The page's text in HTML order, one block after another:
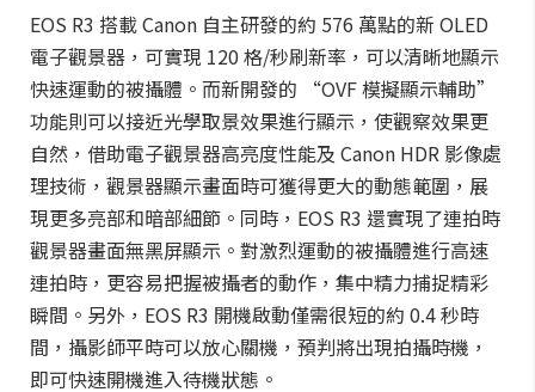
EOS R3 搭載 Canon 自主研發的約 576 萬點的新 OLED
電子觀景器，可實現 120 格/秒刷新率，可以清晰地顯示
快速運動的被攝體。而新開發的 “OVF 模擬顯示輔助”
功能則可以接近光學取景效果進行顯示，使觀察效果更
自然，借助電子觀景器高亮度性能及 Canon HDR 影像處
理技術，觀景器顯示畫面時可獲得更大的動態範圍，展
現更多亮部和暗部細節。同時，EOS R3 還實現了連拍時
觀景器畫面無黑屏顯示。對激烈運動的被攝體進行高速
連拍時，更容易把握被攝者的動作，集中精力捕捉精彩
瞬間。另外，EOS R3 開機啟動僅需很短的約 0.4 秒時
間，攝影師平時可以放心關機，預判將出現拍攝時機，
即可快速開機進入待機狀態。